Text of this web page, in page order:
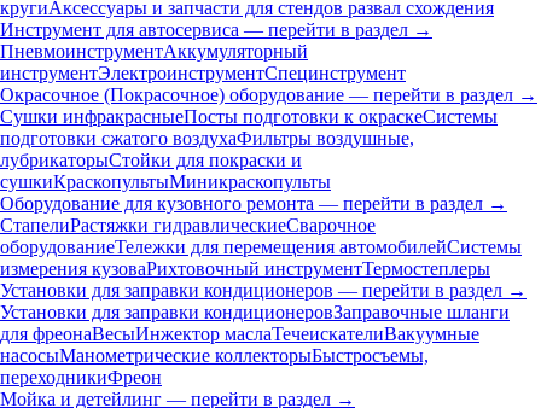
кругиАксессуары и запчасти для стендов развал схождения
Инструмент для автосервиса — перейти в раздел →
ПневмоинструментАккумуляторный
инструментЭлектроинструментСпецинструмент
Окрасочное (Покрасочное) оборудование — перейти в раздел →
Сушки инфракрасныеПосты подготовки к окраскеСистемы
подготовки сжатого воздухаФильтры воздушные,
лубрикаторыСтойки для покраски и
сушкиКраскопультыМиникраскопульты
Оборудование для кузовного ремонта — перейти в раздел →
СтапелиРастяжки гидравлическиеСварочное
оборудованиеТележки для перемещения автомобилейСистемы
измерения кузоваРихтовочный инструментТермостеплеры
Установки для заправки кондиционеров — перейти в раздел →
Установки для заправки кондиционеровЗаправочные шланги
для фреонаВесыИнжектор маслаТечеискателиВакуумные
насосыМанометрические коллекторыБыстросъемы,
переходникиФреон
Мойка и детейлинг — перейти в раздел →